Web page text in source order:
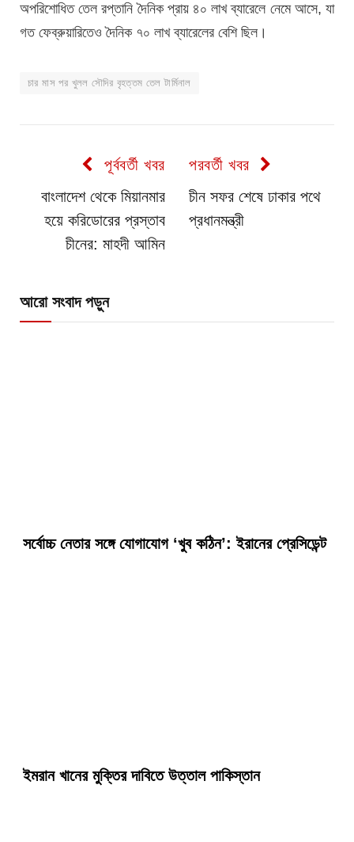
অপরিশোধিত তেল রপ্তানি দৈনিক প্রায় ৪০ লাখ ব্যারেলে নেমে আসে, যা
গত ফেব্রুয়ারিতেও দৈনিক ৭০ লাখ ব্যারেলের বেশি ছিল।
চার মাস পর খুলল সৌদির বৃহত্তম তেল টার্মিনাল
পূর্ববর্তী খবর
বাংলাদেশ থেকে মিয়ানমার
হয়ে করিডোরের প্রস্তাব
চীনের: মাহদী আমিন
পরবর্তী খবর
চীন সফর শেষে ঢাকার পথে
প্রধানমন্ত্রী
আরো সংবাদ পড়ুন
সর্বোচ্চ নেতার সঙ্গে যোগাযোগ ‘খুব কঠিন’: ইরানের প্রেসিডেন্ট
ইমরান খানের মুক্তির দাবিতে উত্তাল পাকিস্তান